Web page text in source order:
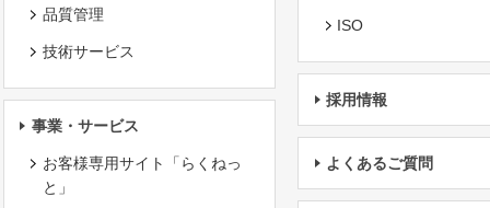
品質管理
技術サービス
事業・サービス
お客様専用サイト「らくねっ
と」
ISO
採用情報
よくあるご質問